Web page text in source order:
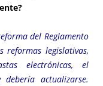
del Reglamento
reformas legislativas,
electrónicas, el
actualizarse.